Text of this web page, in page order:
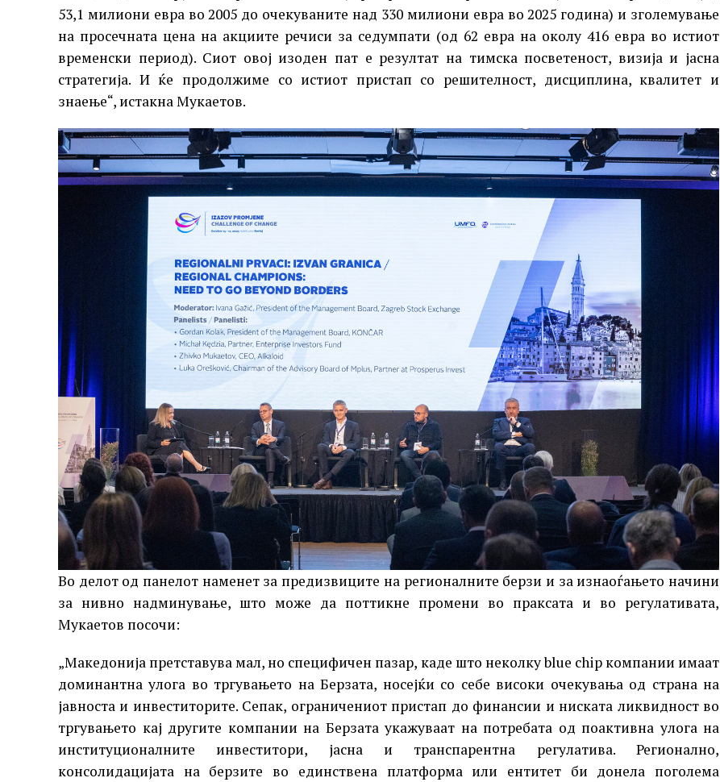
53,1 милиони евра во 2005 до очекуваните над 330 милиони евра во 2025 година) и зголемување
на просечната цена на акциите речиси за седумпати (од 62 евра на околу 416 евра во истиот
временски период). Сиот овој изоден пат е резултат на тимска посветеност, визија и јасна
стратегија. И ќе продолжиме со истиот пристап со решителност, дисциплина, квалитет и
знаење“, истакна Мукаетов.
Во делот од панелот наменет за предизвиците на регионалните берзи и за изнаоѓањето начини
за нивно надминување, што може да поттикне промени во праксата и во регулативата,
Мукаетов посочи:
„Македонија претставува мал, но специфичен пазар, каде што неколку blue chip компании имаат
доминантна улога во тргувањето на Берзата, носејќи со себе високи очекувања од страна на
јавноста и инвеститорите. Сепак, ограничениот пристап до финансии и ниската ликвидност во
тргувањето кај другите компании на Берзата укажуваат на потребата од поактивна улога на
институционалните инвеститори, јасна и транспарентна регулатива. Регионално,
консолидацијата на берзите во единствена платформа или ентитет би донела поголема